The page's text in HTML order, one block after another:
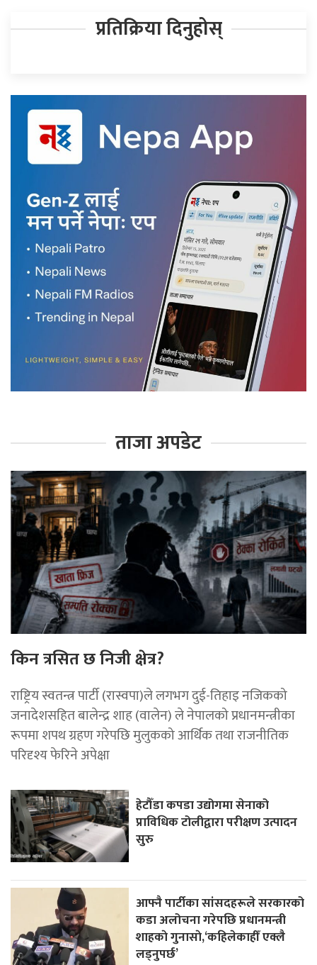
प्रतिक्रिया दिनुहोस्
ताजा अपडेट
किन त्रसित छ निजी क्षेत्र?
राष्ट्रिय स्वतन्त्र पार्टी (रास्वपा)ले लगभग दुई-तिहाइ नजिकको
जनादेशसहित बालेन्द्र शाह (वालेन) ले नेपालको प्रधानमन्त्रीका
रूपमा शपथ ग्रहण गरेपछि मुलुकको आर्थिक तथा राजनीतिक
परिदृश्य फेरिने अपेक्षा
हेटौँडा कपडा उद्योगमा सेनाको
प्राविधिक टोलीद्वारा परीक्षण उत्पादन
सुरु
आफ्नै पार्टीका सांसदहरूले सरकारको
कडा अलोचना गरेपछि प्रधानमन्त्री
शाहकाे गुनासाे,‘कहिलेकाहीँ एक्लै
लड्नुपर्छ’